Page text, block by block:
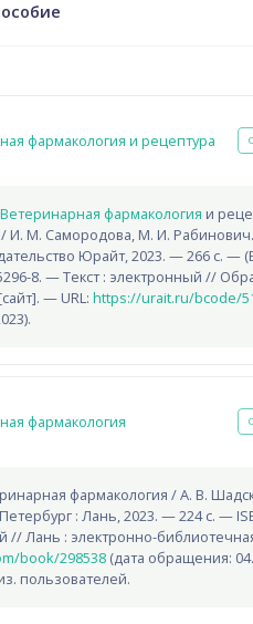
фармакология и рецептура
Ветеринарная фармакология и
/ И. М. Самородова, М. И.
Юрайт, 2023. — 266 с. —
8. — Текст : электронный //
— URL: https://urait.ru/bcode/
фармакология
фармакология / А. В.
: Лань, 2023. — 224 с. —
// Лань : электронно-
book/298538 (дата обращения:
пользователей.